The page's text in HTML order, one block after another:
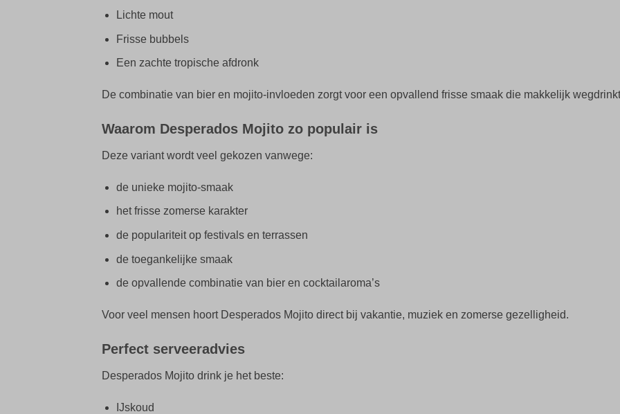
Lichte mout
Frisse bubbels
Een zachte tropische afdronk
De combinatie van bier en mojito-invloeden zorgt voor een opvallend frisse smaak die makkelijk
Waarom Desperados Mojito zo populair is
Deze variant wordt veel gekozen vanwege:
de unieke mojito-smaak
het frisse zomerse karakter
de populariteit op festivals en terrassen
de toegankelijke smaak
de opvallende combinatie van bier en cocktailaroma’s
Voor veel mensen hoort Desperados Mojito direct bij vakantie, muziek en zomerse gezelligheid.
Perfect serveeradvies
Desperados Mojito drink je het beste:
IJskoud